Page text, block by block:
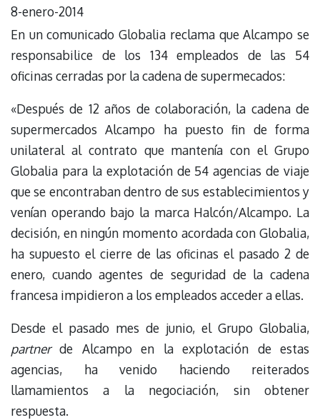
8-enero-2014
En un comunicado Globalia reclama que Alcampo se
responsabilice de los 134 empleados de las 54
oficinas cerradas por la cadena de supermecados:
«Después de 12 años de colaboración, la cadena de
supermercados Alcampo ha puesto fin de forma
unilateral al contrato que mantenía con el Grupo
Globalia para la explotación de 54 agencias de viaje
que se encontraban dentro de sus establecimientos y
venían operando bajo la marca Halcón/Alcampo. La
decisión, en ningún momento acordada con Globalia,
ha supuesto el cierre de las oficinas el pasado 2 de
enero, cuando agentes de seguridad de la cadena
francesa impidieron a los empleados acceder a ellas.
Desde el pasado mes de junio, el Grupo Globalia,
partnerde Alcampo en la explotación de estas
agencias, ha venido haciendo reiterados
llamamientos a la negociación, sin obtener
respuesta.